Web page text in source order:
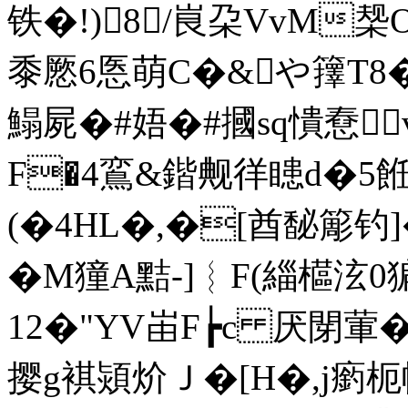
铁�!)8 /峎朶VvM椝O
黍憠6悘萌C�&や籜
鰨屍�#娪�#摑sq憒憃
F�4鵉&鍇觍徉瞣d�5
(�4HL�,�[酋馝簓钓
�M獞A黠 -]︴F(緇櫙
12�"YV峀F┢c 厌閕葷
撄g褀熲炌Ｊ�[H�,j瘹